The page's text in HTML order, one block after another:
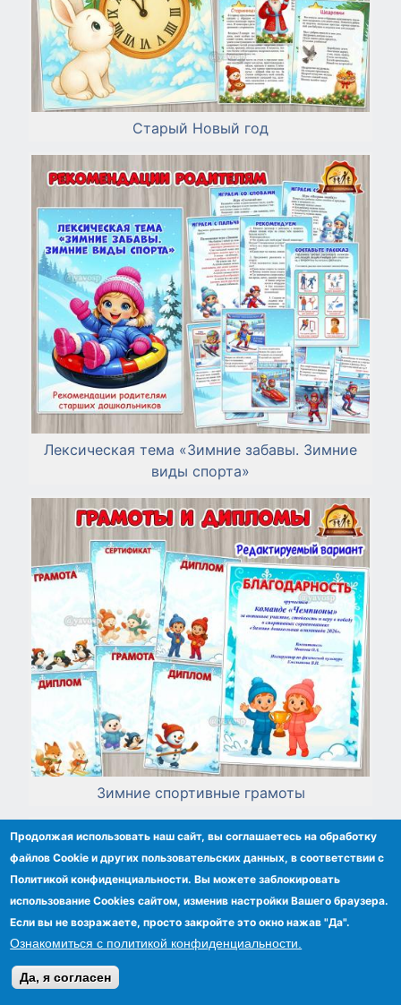
Старый Новый год
Лексическая тема «Зимние забавы. Зимние
виды спорта»
Зимние спортивные грамоты
Продолжая использовать наш сайт, вы соглашаетесь на обработку
файлов Сookie и других пользовательских данных, в соответствии с
Политикой конфиденциальности. Вы можете заблокировать
использование Cookies сайтом, изменив настройки Вашего браузера.
Если вы не возражаете, просто закройте это окно нажав "Да".
Ознакомиться с политикой конфиденциальности.
Да, я согласен